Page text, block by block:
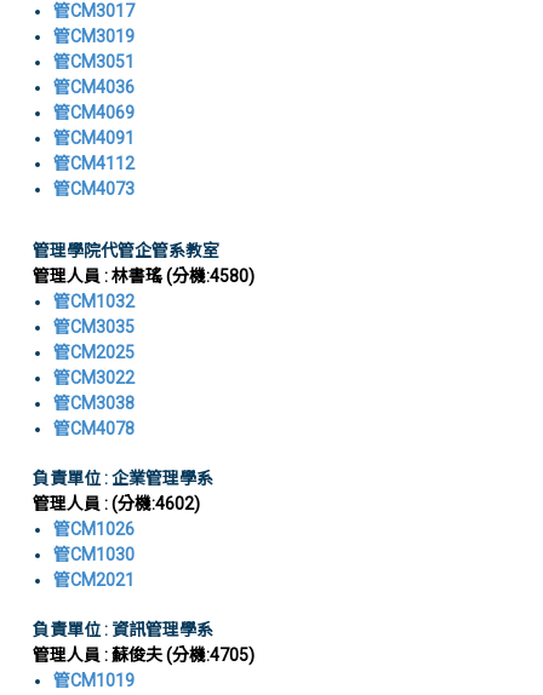
管CM3017
管CM3019
管CM3051
管CM4036
管CM4069
管CM4091
管CM4112
管CM4073
管理學院代管企管系教室
管理人員 :林書瑤(分機:4580)
管CM1032
管CM3035
管CM2025
管CM3022
管CM3038
管CM4078
負責單位 : 企業管理學系
管理人員 : (分機:4602)
管CM1026
管CM1030
管CM2021
負責單位 : 資訊管理學系
管理人員 : 蘇俊夫 (分機:4705)
管CM1019